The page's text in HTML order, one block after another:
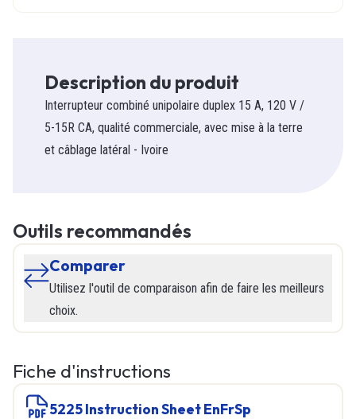
Description du produit
Interrupteur combiné unipolaire duplex 15 A, 120 V /
5-15R CA, qualité commerciale, avec mise à la terre
et câblage latéral - Ivoire
Outils recommandés
Comparer
Utilisez l'outil de comparaison afin de faire les meilleurs
choix.
Fiche d'instructions
5225 Instruction Sheet EnFrSp